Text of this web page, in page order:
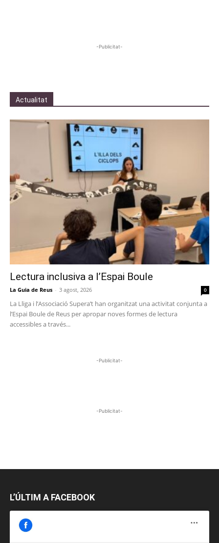
-Publicitat-
Actualitat
Lectura inclusiva a l’Espai Boule
La Guia de Reus - 3 agost, 2026 0
La Lliga i l’Associació Supera’t han organitzat una activitat conjunta a
l’Espai Boule de Reus per apropar noves formes de lectura
accessibles a través...
-Publicitat-
-Publicitat-
L’ÚLTIM A FACEBOOK